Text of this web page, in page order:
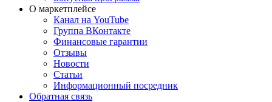
О маркетплейсе
Канал на YouTube
Группа ВКонтакте
Финансовые гарантии
Отзывы
Новости
Статьи
Информационный посредник
Обратная связь